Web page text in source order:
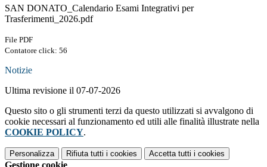
SAN DONATO_Calendario Esami Integrativi per
Trasferimenti_2026.pdf
File PDF
Contatore click: 56
Notizie
Ultima revisione il 07-07-2026
Questo sito o gli strumenti terzi da questo utilizzati si avvalgono di
cookie necessari al funzionamento ed utili alle finalità illustrate nella
COOKIE POLICY.
Personalizza Rifiuta tutti i cookies Accetta tutti i cookies
Gestione cookie